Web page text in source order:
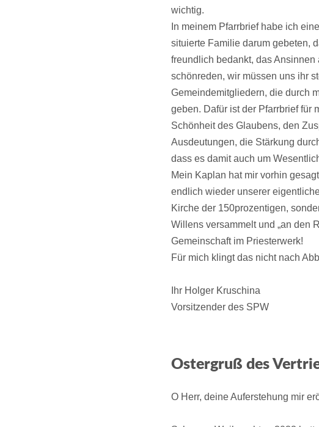
wichtig.
In meinem Pfarrbrief habe ich
situierte Familie darum gebeten,
freundlich bedankt, das
schönreden, wir müssen uns ihr
Gemeindemitgliedern, die durch
geben. Dafür ist der Pfarrbrief für
Schönheit des Glaubens, den
Ausdeutungen, die Stärkung
dass es damit auch um
Mein Kaplan hat mir vorhin
endlich wieder unserer
Kirche der 150prozentigen,
Willens versammelt und „an den
Gemeinschaft im Priesterwerk!
Für mich klingt das nicht nach
Ihr Holger Kruschina
Vorsitzender des SPW
Ostergruß des
O Herr, deine Auferstehung mir